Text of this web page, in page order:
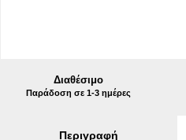
Διαθέσιμο
Παράδοση σε 1-3 ημέρες
Περιγραφή